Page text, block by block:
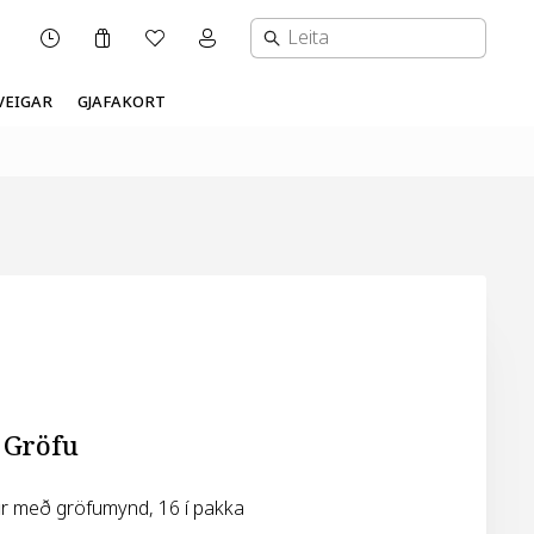
Karfa ÓskalistiMínar síður valmynd
GJAFAKORT
með gröfumynd, 16 í pakka